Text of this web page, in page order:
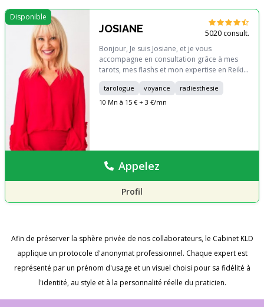
Disponible
JOSIANE
5020 consult.
Bonjour, Je suis Josiane, et je vous
accompagne en consultation grâce à mes
tarots, mes flashs et mon expertise en Reiki,
dont je suis Maître. À très bientôt pour une
séance enrichissante et lumineuse !
tarologue voyance
radiesthesie
10 Mn à 15 € + 3 €/mn
Appelez
Profil
Afin de préserver la sphère privée de nos collaborateurs, le Cabinet KLD
applique un protocole d'anonymat professionnel. Chaque expert est
représenté par un prénom d'usage et un visuel choisi pour sa fidélité à
l'identité, au style et à la personnalité réelle du praticien.